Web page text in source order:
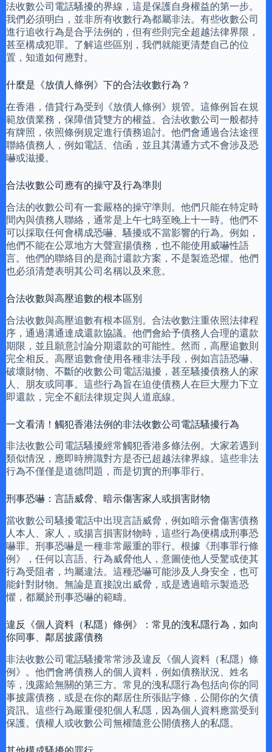
法收數公司電話騷擾的界線，這是保護自身權益的第一步。
我們必須明白，並非所有收數行為都屬非法。有些收數公司
進行追收行為是合乎法例的，但有些則完全超越法律界限，
甚至構成犯罪。了解這些區別，我們就能更清楚自己的位
置，知道如何應對。
什麼是《放債人條例》下的合法收數行為？
在香港，借貸行為受到《放債人條例》規管。這條例旨在規
範放債業務，保障借貸雙方的權益。合法收數公司一般都持
有牌照，依照條例規定進行債務追討。他們會通過合法途徑
聯絡債務人，例如電話、信函，並且其溝通方式不會涉及恐
嚇或滋擾。
合法收數公司應有的操守及行為準則
合法的收數公司有一套嚴格的操守準則。他們只能在特定時
間內與債務人聯絡，通常是上午七時至晚上十一時。他們不
可以採取任何會構成恐嚇、騷擾或不當影響的行為。例如，
他們不能在公眾地方大聲宣揚債務，也不能使用威嚇性語
言。他們的聯絡目的是商討還款方案，不是製造恐懼。他們
也必須清楚表明其公司名稱以及來意。
合法收數與高壓追數的根本區別
合法收數與高壓追數有根本區別。合法收數注重依照法律程
序，通過溝通達成還款協議。他們會給予債務人合理的還款
期限，並且願意討論分期還款的可能性。然而，高壓追數則
完全相反。高壓追數會使用各種非法手段，例如言語恐嚇、
破壞財物、不斷的收數公司電話滋擾，甚至騷擾債務人的家
人、朋友或同事。這些行為旨在迫使債務人在巨大壓力下立
即還款，完全不顧法律規定與人道底線。
一文看清！觸犯香港法例的非法收數公司電話騷擾行為
非法收數公司電話騷擾經常觸犯香港多條法例。大家若遇到
類似情況，應即時辨識對方是否已超越法律界線。這些非法
行為不僅僅是道德問題，而是切實的刑事罪行。
刑事恐嚇：言語威脅、暗示傷害家人或損害財物
當收數公司騷擾電話中出現言語威脅，例如暗示會傷害債務
人本人、家人，或揚言損害財物時，這些行為便構成刑事恐
嚇罪。刑事恐嚇是一種非常嚴重的罪行。根據《刑事罪行條
例》，任何以言語、行為威脅他人，意圖使他人受驚或使其
行為受阻者，均屬違法。這種恐嚇可能涉及人身安全，也可
能針對財物。無論是直接說出威脅，或是透過暗示製造恐
懼，都屬於刑事恐嚇的範疇。
違反《個人資料（私隱）條例》：常見的洩私隱行為，如向
你同事、鄰居披露債務
非法收數公司電話騷擾常常涉及違反《個人資料（私隱）條
例》。他們會將債務人的個人資料，例如債務狀況、姓名
等，洩露給無關的第三方。常見的洩私隱行為包括向你的同
事披露債務，或是在你的鄰居住所張貼字條，公開你的欠債
資訊。這些行為嚴重侵犯個人私隱，因為個人資料應當受到
保護。債權人或收數公司無權隨意公開債務人的私隱。